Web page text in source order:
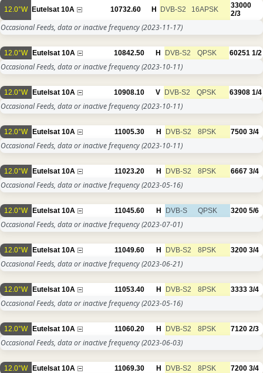
12.0°W Eutelsat 10A 10732.60 H DVB-S2 16APSK
33000
2/3
Occasional Feeds, data or inactive frequency(2023-11-17)
12.0°W Eutelsat 10A 10842.50 H DVB-S2 QPSK 60251 1/2
Occasional Feeds, data or inactive frequency(2023-10-11)
12.0°W Eutelsat 10A 10908.10 V DVB-S2 QPSK 63908 1/4
Occasional Feeds, data or inactive frequency(2023-10-11)
12.0°W Eutelsat 10A 11005.30 H DVB-S2 8PSK 7500 3/4
Occasional Feeds, data or inactive frequency(2023-10-11)
12.0°W Eutelsat 10A 11023.20 H DVB-S2 8PSK 6667 3/4
Occasional Feeds, data or inactive frequency(2023-05-16)
12.0°W Eutelsat 10A 11045.60 H DVB-S QPSK 3200 5/6
Occasional Feeds, data or inactive frequency(2023-07-01)
12.0°W Eutelsat 10A 11049.60 H DVB-S2 8PSK 3200 3/4
Occasional Feeds, data or inactive frequency(2023-06-21)
12.0°W Eutelsat 10A 11053.40 H DVB-S2 8PSK 3333 3/4
Occasional Feeds, data or inactive frequency(2023-05-16)
12.0°W Eutelsat 10A 11060.20 H DVB-S2 8PSK 7120 2/3
Occasional Feeds, data or inactive frequency(2023-06-03)
12.0°W Eutelsat 10A 11069.30 H DVB-S2 8PSK 7200 3/4